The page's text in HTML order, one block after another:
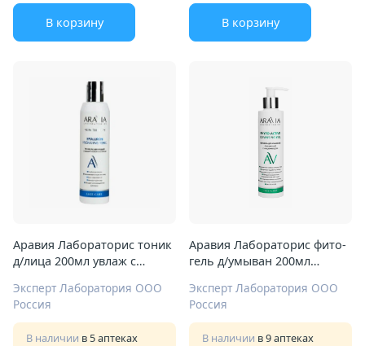
В корзину В корзину
Аравия Лабораторис тоник
д/лица 200мл увлаж с
Эксперт Лаборатория ООО
Россия
В наличии в 5 аптеках
Аравия Лабораторис фито-
гель д/умыван 200мл
Эксперт Лаборатория ООО
Россия
В наличии в 9 аптеках